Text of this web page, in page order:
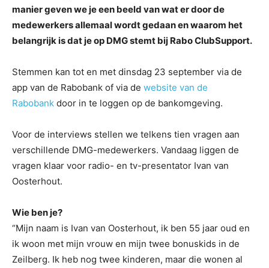
manier geven we je een beeld van wat er door de
medewerkers allemaal wordt gedaan en waarom het
belangrijk is dat je op DMG stemt bij Rabo ClubSupport.
Stemmen kan tot en met dinsdag 23 september via de
app van de Rabobank of via de website van de
Rabobank door in te loggen op de bankomgeving.
Voor de interviews stellen we telkens tien vragen aan
verschillende DMG-medewerkers. Vandaag liggen de
vragen klaar voor radio- en tv-presentator Ivan van
Oosterhout.
Wie ben je?
“Mijn naam is Ivan van Oosterhout, ik ben 55 jaar oud en
ik woon met mijn vrouw en mijn twee bonuskids in de
Zeilberg. Ik heb nog twee kinderen, maar die wonen al